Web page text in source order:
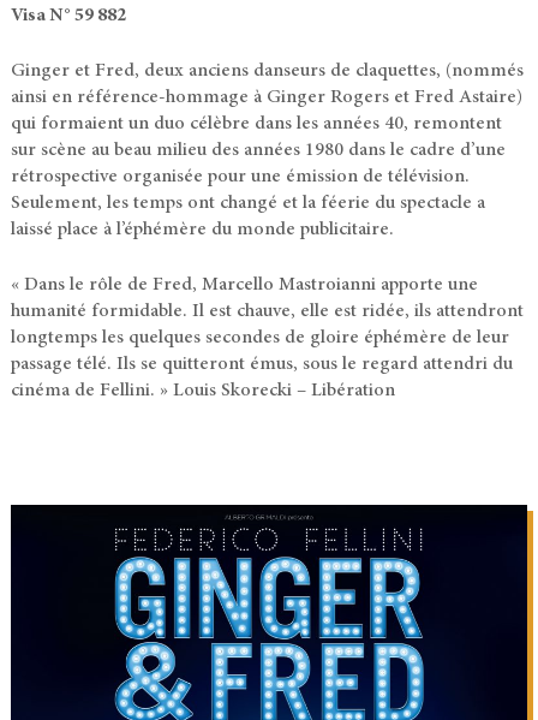
Visa N° 59 882
Ginger et Fred, deux anciens danseurs de claquettes, (nommés
ainsi en référence-hommage à Ginger Rogers et Fred Astaire)
qui formaient un duo célèbre dans les années 40, remontent
sur scène au beau milieu des années 1980 dans le cadre d’une
rétrospective organisée pour une émission de télévision.
Seulement, les temps ont changé et la féerie du spectacle a
laissé place à l’éphémère du monde publicitaire.
« Dans le rôle de Fred, Marcello Mastroianni apporte une
humanité formidable. Il est chauve, elle est ridée, ils attendront
longtemps les quelques secondes de gloire éphémère de leur
passage télé. Ils se quitteront émus, sous le regard attendri du
cinéma de Fellini. » Louis Skorecki – Libération